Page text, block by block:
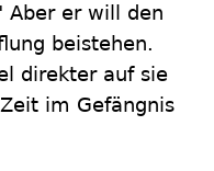
Aber er will den
beistehen.
direkter auf sie
im Gefängnis